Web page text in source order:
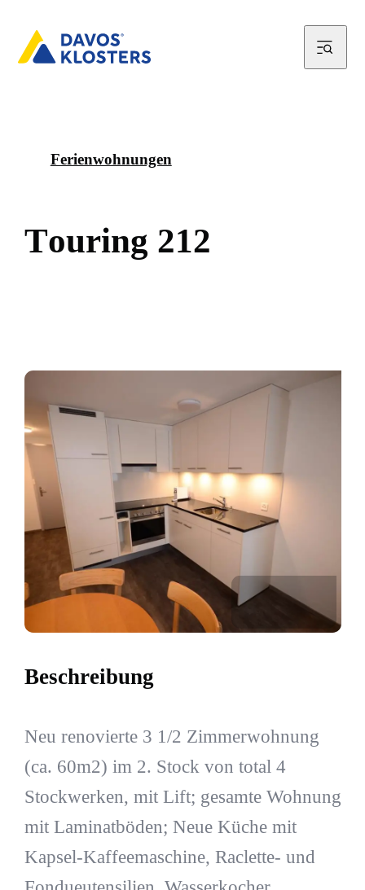
Ferienwohnungen
Touring 212
Beschreibung
Neu renovierte 3 1/2 Zimmerwohnung
(ca. 60m2) im 2. Stock von total 4
Stockwerken, mit Lift; gesamte Wohnung
mit Laminatböden; Neue Küche mit
Kapsel-Kaffeemaschine, Raclette- und